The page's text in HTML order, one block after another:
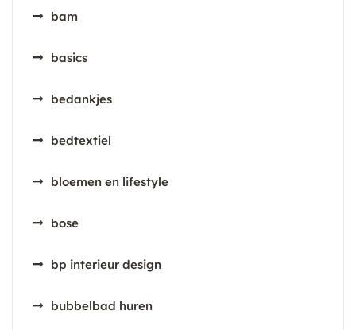
bam
basics
bedankjes
bedtextiel
bloemen en lifestyle
bose
bp interieur design
bubbelbad huren